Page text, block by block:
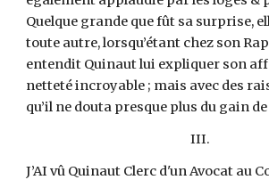
Quelque grande que fût sa surprise,
toute autre, lorsqu’étant chez son
entendit Quinaut lui expliquer son
netteté incroyable ; mais avec des
qu’il ne douta presque plus du gain de
III.
J’AI vû Quinaut Clerc d'un Avocat au